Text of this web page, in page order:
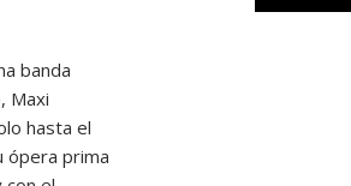
banda
Maxi
hasta el
ópera prima